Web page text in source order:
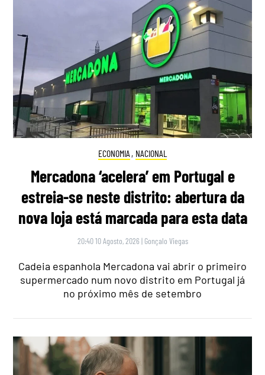
ECONOMIA , NACIONAL
Mercadona ‘acelera’ em Portugal e
estreia-se neste distrito: abertura da
nova loja está marcada para esta data
20:40 10 Agosto, 2026 | Gonçalo Viegas
Cadeia espanhola Mercadona vai abrir o primeiro
supermercado num novo distrito em Portugal já
no próximo mês de setembro